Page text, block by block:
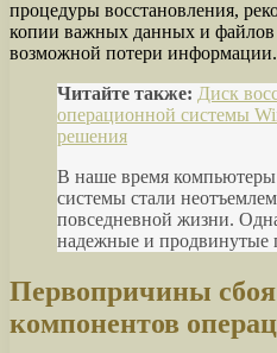
процедуры восстановления,
копии важных данных и файлов
возможной потери информации.
Читайте также: Диск
операционной системы
решения
В наше время
системы стали
повседневной жизни.
надежные и продвинутые
Первопричины
компонентов